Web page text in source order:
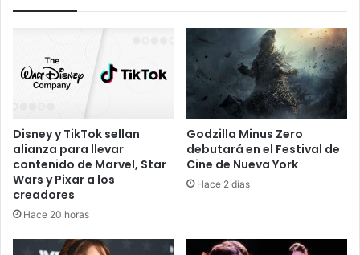
Disney y TikTok sellan
alianza para llevar
contenido de Marvel, Star
Wars y Pixar a los
creadores
Hace 20 horas
Godzilla Minus Zero
debutará en el Festival de
Cine de Nueva York
Hace 2 días